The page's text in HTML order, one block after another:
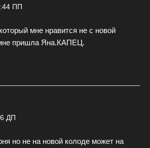
ПП
мне нравится не с новой
пришла Яна.КАПЕЦ.
ДП
но не на новой колоде может на